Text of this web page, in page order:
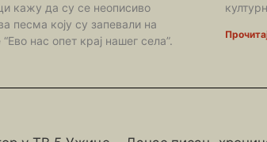
кажу да су се неописиво
песма коју су запевали на
нас опет крај нашег села”.